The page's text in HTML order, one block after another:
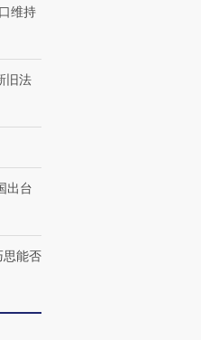
维持
旧法
出台
思能否